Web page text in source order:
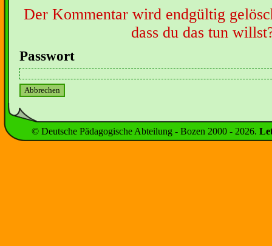
Der Kommentar wird endgültig
dass du das tun
Passwort
© Deutsche Pädagogische Abteilung - Bozen 2000 - 2026.